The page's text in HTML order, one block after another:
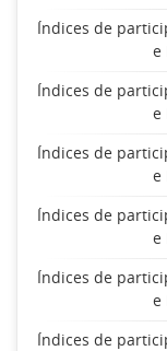
Índices de
e
Índices de
e
Índices de
e
Índices de
e
Índices de
e
Índices de